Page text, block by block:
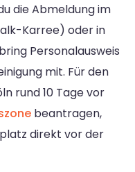
die Abmeldung im
Karree) oder in
Personalausweis
mit. Für den
rund 10 Tage vor
beantragen,
direkt vor der